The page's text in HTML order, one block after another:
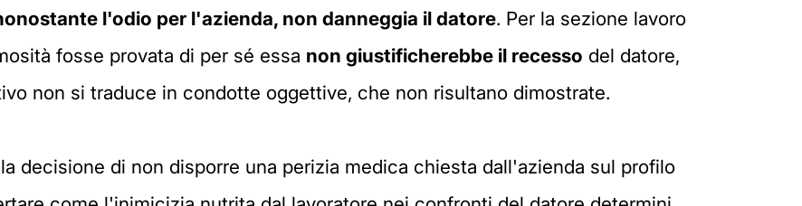
l'odio per l'azienda, non danneggia il datore. Per la sezione lavoro
fosse provata di per sé essa non giustificherebbe il recesso del datore,
non si traduce in condotte oggettive, che non risultano dimostrate.
decisione di non disporre una perizia medica chiesta dall'azienda sul profilo